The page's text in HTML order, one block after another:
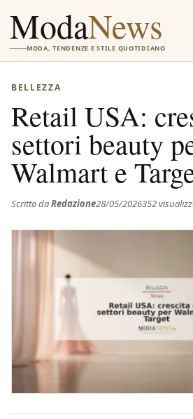
ModaNews
MODA, TENDENZE E STILE QUOTIDIANO
BELLEZZA
Retail USA:
settori beauty
Walmart e
Scritto daRedazione28/05/2026352